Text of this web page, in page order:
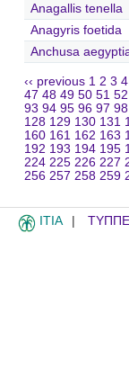
Anagallis tenella
Anagyris foetida
Anchusa
‹‹ previous 1 2 3 4
47 48 49 50 51 52
93 94 95 96 97 98
128 129 130 131
160 161 162 163
192 193 194 195
224 225 226 227
256 257 258 259
ITIA